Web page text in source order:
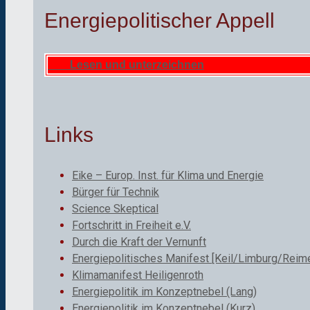
Energiepolitischer Appell
Lesen und unterzeichnen
Links
Eike – Europ. Inst. für Klima und Energie
Bürger für Technik
Science Skeptical
Fortschritt in Freiheit e.V.
Durch die Kraft der Vernunft
Energiepolitisches Manifest [Keil/Limburg/
Klimamanifest Heiligenroth
Energiepolitik im Konzeptnebel (Lang)